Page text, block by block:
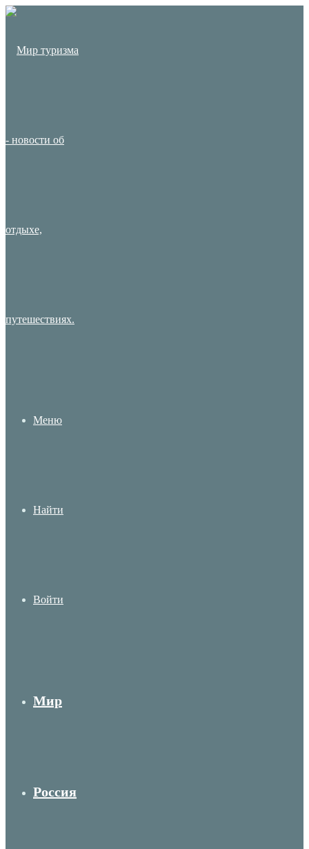
Меню
Найти
Войти
Мир
Россия